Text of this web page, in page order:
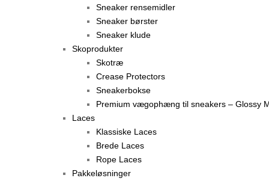
Sneaker rensemidler
Sneaker børster
Sneaker klude
Skoprodukter
Skotræ
Crease Protectors
Sneakerbokse
Premium vægophæng til sneakers – Glossy
Laces
Klassiske Laces
Brede Laces
Rope Laces
Pakkeløsninger